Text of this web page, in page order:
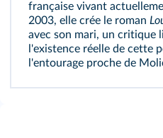
française vivant
2003, elle crée le roman
avec son mari, un critique
l'existence réelle de cette
l'entourage proche de